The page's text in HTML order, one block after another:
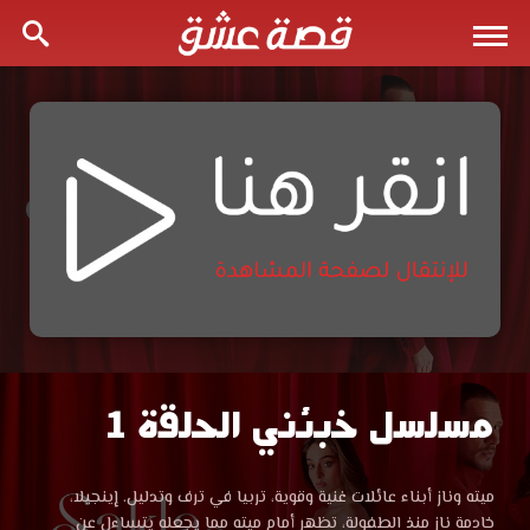
مسلسل
خبئني
مسلسل خبئني الحلقة 1
مسلسل
خبئني
ميته وناز أبناء عائلات غنية وقوية، تربيا في ترف وتدليل. إينجيلا،
خادمة ناز منذ الطفولة، تظهر أمام ميته مما يجعله يتساءل عن